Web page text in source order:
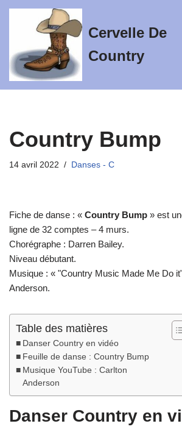
contenu
Cervelle De
Country
Country Bump
14 avril 2022 Danses - C
Fiche de danse : « Country Bump » est
ligne de 32 comptes – 4 murs.
Chorégraphe : Darren Bailey.
Niveau débutant.
Musique : « Country Music Made Me Do it
Anderson.
Table des matières
Danser Country en vidéo
Feuille de danse : Country Bump
Musique YouTube : Carlton
Anderson
Danser Country en